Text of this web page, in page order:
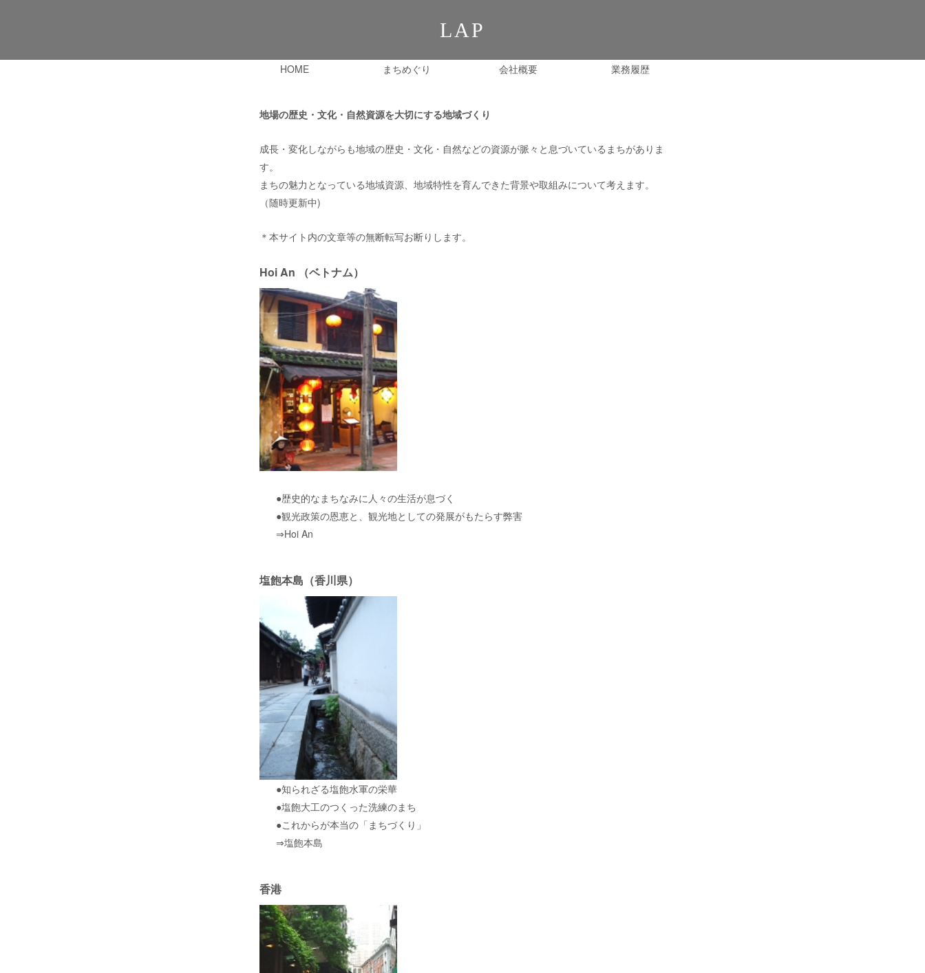
LAP
HOME まちめぐり 会社概要 業務履歴
地場の歴史・文化・自然資源を大切にする地域づくり
成長・変化しながらも地域の歴史・文化・自然などの資源が脈々と息づいているまちがありま
す。
まちの魅力となっている地域資源、地域特性を育んできた背景や取組みについて考えます。
（随時更新中)
＊本サイト内の文章等の無断転写お断りします。
Hoi An （ベトナム）
●歴史的なまちなみに人々の生活が息づく
●観光政策の恩恵と、観光地としての発展がもたらす弊害
⇒Hoi An
塩飽本島（香川県）
●知られざる塩飽水軍の栄華
●塩飽大工のつくった洗練のまち
●これからが本当の「まちづくり」
⇒塩飽本島
香港